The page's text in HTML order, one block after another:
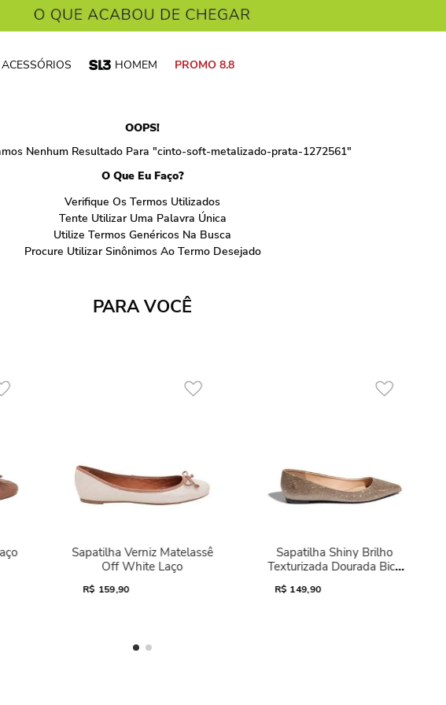
ACESSÓRIOS HOMEM PROMO 8.8 O que você está
OOPS!
Nenhum Resultado Para "cinto-soft-metalizado-prata-1272561"
O Que Eu Faço?
Verifique Os Termos Utilizados
Tente Utilizar Uma Palavra Única
Utilize Termos Genéricos Na Busca
Procure Utilizar Sinônimos Ao Termo Desejado
PARA VOCÊ
Sapatilha Verniz Matelassê
Off White Laço
R$ 159,90
Sapatilha Shiny Brilho
Texturizada Dourada Bico
R$ 149,90